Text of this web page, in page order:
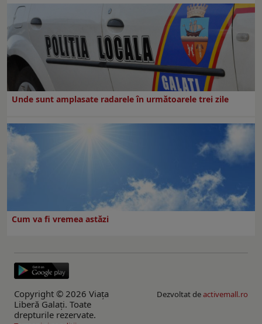
Unde sunt amplasate radarele în următoarele trei zile
Cum va fi vremea astăzi
Copyright © 2026 Viaţa
Liberă Galaţi. Toate
drepturile rezervate.
Dezvoltat deactivemall.ro